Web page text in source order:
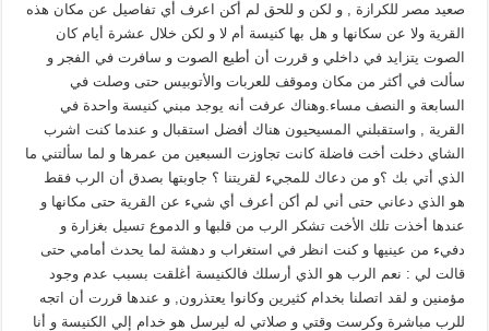
صعيد مصر للكرازة , و لكن و للحق لم أكن اعرف أي تفاصيل عن مكان هذه
القرية ولا عن سكانها و هل بها كنيسة أم لا و لكن خلال عشرة أيام كان
الصوت يتزايد في داخلي و قررت أن أطيع الصوت و سافرت في الفجر و
سألت في أكثر من مكان وموقف للعربات والأتوبيس حتى وصلت في
السابعة و النصف مساء.وهناك عرفت أنه يوجد مبني كنيسة واحدة في
القرية , واستقبلني المسيحيون هناك أفضل استقبال و عندما كنت اشرب
الشاي دخلت أخت فاضلة كانت تجاوزت السبعين من عمرها و لما سألتني ما
الذي أتي بك ؟و من دعاك للمجيء لقريتنا ؟ جاوبتها بصدق أن الرب فقط
هو الذي دعاني حتى أني لم أكن أعرف أي شيء عن القرية حتى مكانها و
عندها أخذت تلك الأخت تشكر الرب من قلبها و الدموع تسيل بغزارة و
دفيء من عينيها و كنت انظر في استغراب و دهشة لما يحدث أمامي حتى
قالت لي : نعم الرب هو الذي أرسلك فالكنيسة أغلقت بسبب عدم وجود
مؤمنين و لقد اتصلنا بخدام كثيرين وكانوا يعتذرون, و عندها قررت أن اتجه
للرب مباشرة وكرست وقتي و صلاتي له ليرسل هو خدام إلي الكنيسة و أنا